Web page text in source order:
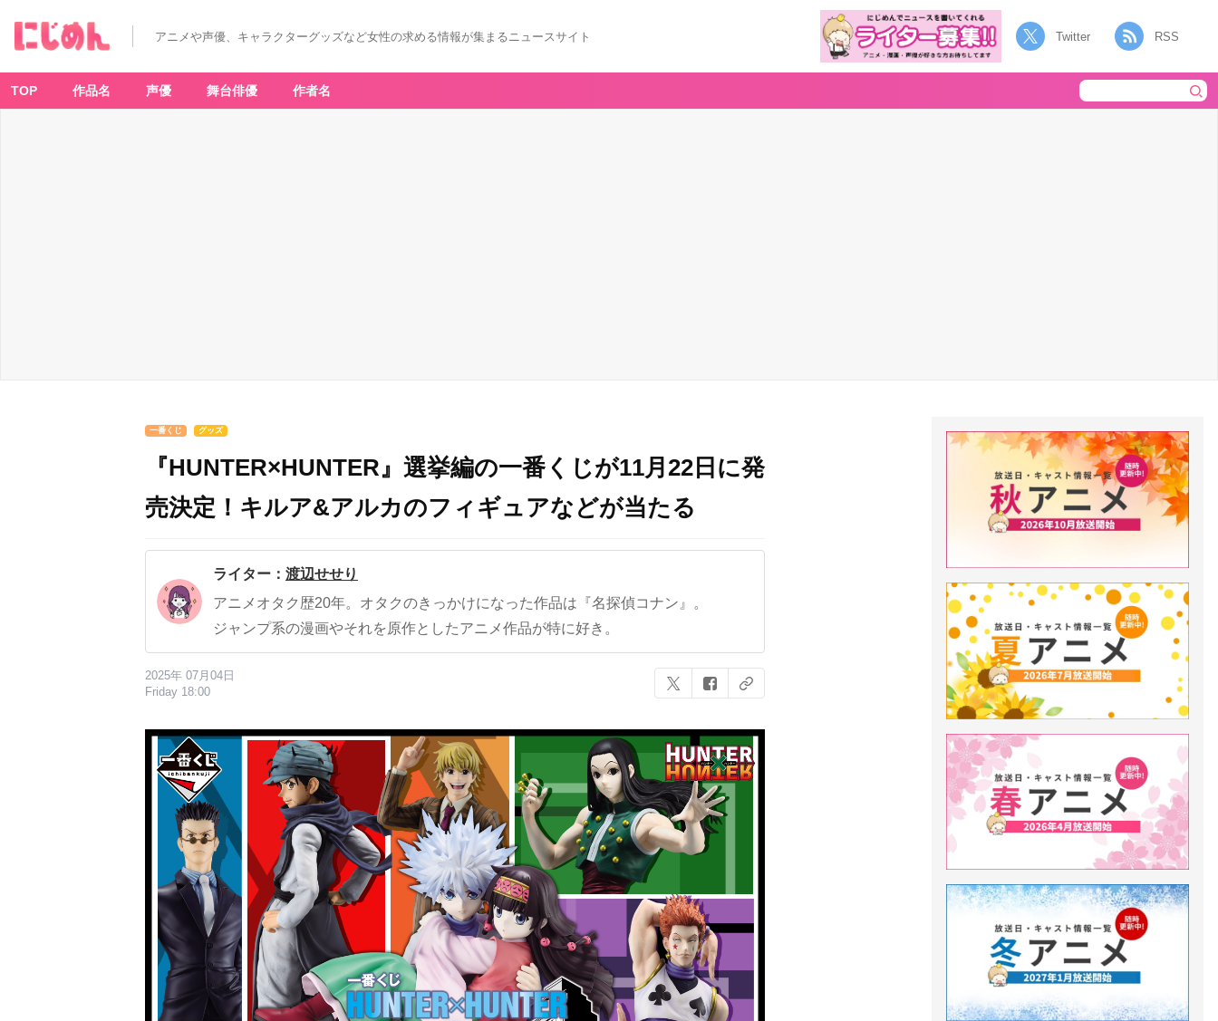
アニメや声優、キャラクターグッズなど女性の求める情報が集まるニュースサイト Twitter RSS
TOP 作品名 声優 舞台俳優 作者名
一番くじ グッズ
『HUNTER×HUNTER』選挙編の一番くじが11月22日に発
売決定！キルア&アルカのフィギュアなどが当たる
ライター： 渡辺せせり
アニメオタク歴20年。オタクのきっかけになった作品は『名探偵コナン』。
ジャンプ系の漫画やそれを原作としたアニメ作品が特に好き。
2025年 07月04日
Friday 18:00